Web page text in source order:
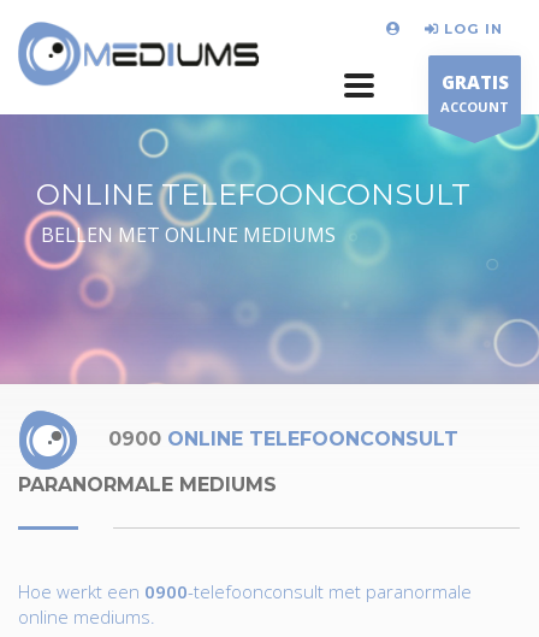
LOG IN
GRATIS
ACCOUNT
ONLINE TELEFOONCONSULT
BELLEN MET ONLINE MEDIUMS
0900 ONLINE TELEFOONCONSULT
PARANORMALE MEDIUMS
Hoe werkt een 0900-telefoonconsult met paranormale
online mediums.